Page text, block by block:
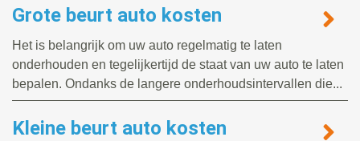
Grote beurt auto kosten
Het is belangrijk om uw auto regelmatig te laten
onderhouden en tegelijkertijd de staat van uw auto te laten
bepalen. Ondanks de langere onderhoudsintervallen die...
Kleine beurt auto kosten